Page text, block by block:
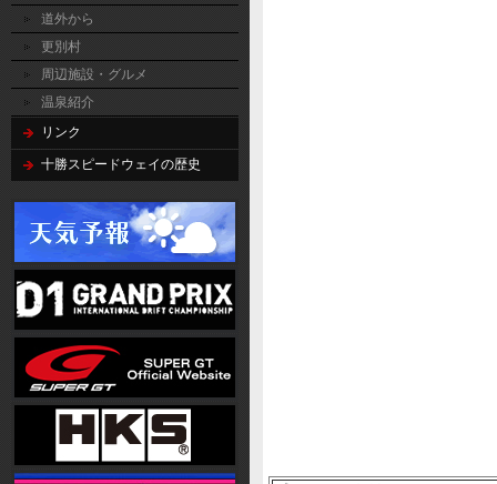
道外から
更別村
周辺施設・グルメ
温泉紹介
リンク
十勝スピードウェイの歴史